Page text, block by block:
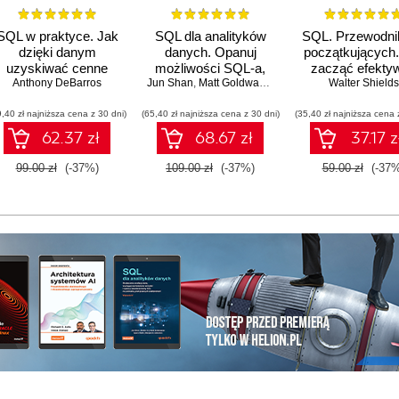
w praktyce. Jak
dzięki danym
uzyskiwać cenne
informacje. Wydanie
Anthony DeBarros
zł najniższa cena z 30 dni)
62.37 zł
99.00 zł (-37%)
SQL dla analityków
danych. Opanuj
możliwości SQL-a,
aby wydobywać
Wydanie III
Jun Shan, Matt Goldwasser Upom Malik, Benjamin
(65,40 zł najniższa cena z 30 dni)
68.67 zł
109.00 zł (-37%)
SQL.
zacząć
pracę z
Walter Shields
(35,40 zł najniższa cena
37.17
59.00 zł (-